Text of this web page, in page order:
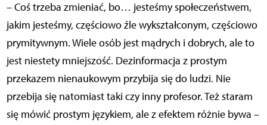
– Coś trzeba zmieniać, bo… jesteśmy społeczeństwem,
jakim jesteśmy, częściowo źle wykształconym, częściowo
prymitywnym. Wiele osób jest mądrych i dobrych, ale to
jest niestety mniejszość. Dezinformacja z prostym
przekazem nienaukowym przybija się do ludzi. Nie
przebija się natomiast taki czy inny profesor. Też staram
się mówić prostym językiem, ale z efektem różnie bywa –